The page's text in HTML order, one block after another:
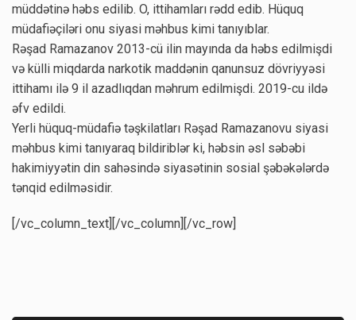
müddətinə həbs edilib. O, ittihamları rədd edib. Hüquq
müdafiəçiləri onu siyasi məhbus kimi tanıyıblar.
Rəşad Ramazanov 2013-cü ilin mayında da həbs edilmişdi
və külli miqdarda narkotik maddənin qanunsuz dövriyyəsi
ittihamı ilə 9 il azadlıqdan məhrum edilmişdi. 2019-cu ildə
əfv edildi.
Yerli hüquq-müdafiə təşkilatları Rəşad Ramazanovu siyasi
məhbus kimi tanıyaraq bildiriblər ki, həbsin əsl səbəbi
hakimiyyətin din sahəsində siyasətinin sosial şəbəkələrdə
tənqid edilməsidir.
[/vc_column_text][/vc_column][/vc_row]